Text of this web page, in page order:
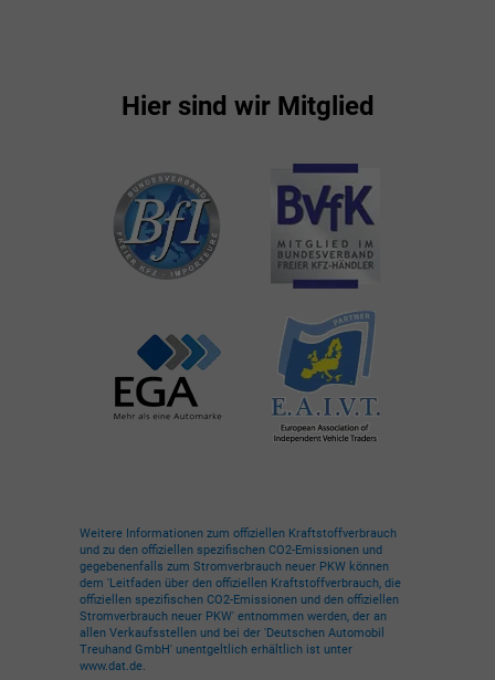
Hier sind wir Mitglied
Weitere Informationen zum offiziellen Kraftstoffverbrauch
und zu den offiziellen spezifischen CO2-Emissionen und
gegebenenfalls zum Stromverbrauch neuer PKW können
dem 'Leitfaden über den offiziellen Kraftstoffverbrauch, die
offiziellen spezifischen CO2-Emissionen und den offiziellen
Stromverbrauch neuer PKW' entnommen werden, der an
allen Verkaufsstellen und bei der 'Deutschen Automobil
Treuhand GmbH' unentgeltlich erhältlich ist unter
www.dat.de.